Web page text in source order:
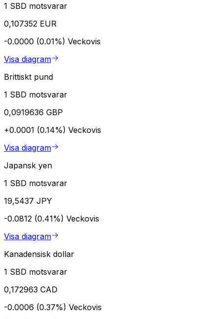
1 SBD motsvarar
0,107352 EUR
-0.0000 (0.01%) Veckovis
Visa diagram
Brittiskt pund
1 SBD motsvarar
0,0919636 GBP
+0.0001 (0.14%) Veckovis
Visa diagram
Japansk yen
1 SBD motsvarar
19,5437 JPY
-0.0812 (0.41%) Veckovis
Visa diagram
Kanadensisk dollar
1 SBD motsvarar
0,172963 CAD
-0.0006 (0.37%) Veckovis